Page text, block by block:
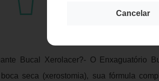
Cancelar
Bucal Xerolacer?- O Enxaguatório
seca (xerostomia), sua fórmula